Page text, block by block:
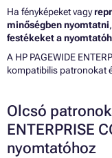
Ha fényképeket vagy
minőségben nyomtatni
festékeket a
A HP PAGEWIDE
kompatibilis patronokat
Olcsó
ENTERPRISE
nyomtatóhoz